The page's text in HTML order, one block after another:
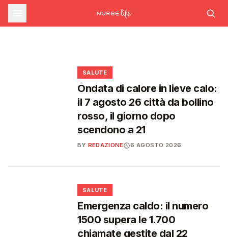
corsi su rischio cardiovascolare e
intelligenza artificiale generativa
INFERMIERE
A Scanzano Jonico apre l'Ambulatorio
Rapporto OsMed 2025: la spesa
farmaceutica supera i 39 miliardi, boom di
SALUTE
Ondata di calore in lieve calo:
il 7 agosto 26 città da bollino
rosso, il giorno dopo
scendono a 21
BY REDAZIONE 6 AGOSTO 2026
SALUTE
Emergenza caldo: il numero
1500 supera le 1.700
chiamate gestite dal 22